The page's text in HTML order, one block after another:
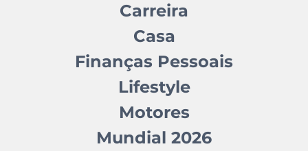
Carreira
Casa
Finanças Pessoais
Lifestyle
Motores
Mundial 2026